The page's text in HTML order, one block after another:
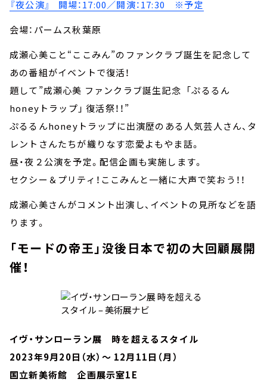
『夜公演』 開場：17:00／開演：17:30 ※予定
会場：パームス秋葉原
成瀬心美こと“ここみん”のファンクラブ誕生を記念して
あの番組がイベントで復活！
題して”成瀬心美 ファンクラブ誕生記念 「ぷるるん
honeyトラップ」 復活祭！！”
ぷるるんhoneyトラップに出演歴のある人気芸人さん、タ
レントさんたちが織りなす恋愛よもやま話。
昼・夜２公演を予定。配信企画も実施します。
セクシー＆プリティ！ここみんと一緒に大声で笑おう！！
成瀬心美さんがコメント出演し、イベントの見所などを語
ります。
「モードの帝王」没後日本で初の大回顧展開
催！
イヴ・サンローラン展 時を超えるスタイル
2023年9月20日（水）～ 12月11日（月）
国立新美術館 企画展示室1E